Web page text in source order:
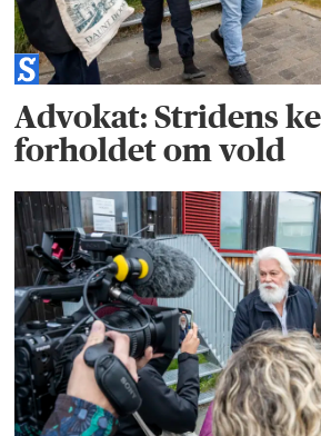
Advokat: Stridens
forholdet om vold